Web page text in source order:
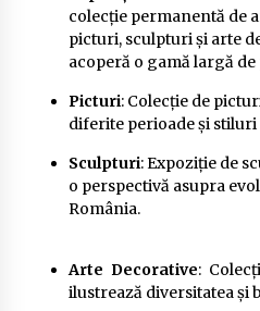
colecție permanentă de
picturi, sculpturi și arte
acoperă o gamă largă
Picturi: Colecție de
diferite perioade și stiluri
Sculpturi: Expoziție de
o perspectivă asupra
România.
Arte Decorative:
ilustrează diversitatea și